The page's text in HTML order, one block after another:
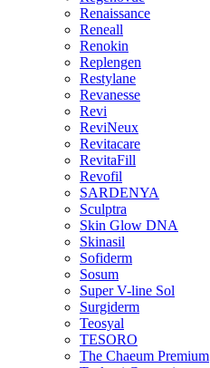
Renaissance
Reneall
Renokin
Replengen
Restylane
Revanesse
Revi
ReviNeux
Revitacare
RevitaFill
Revofil
SARDENYA
Sculptra
Skin Glow DNA
Skinasil
Sofiderm
Sosum
Super V-line Sol
Surgiderm
Teosyal
TESORO
The Chaeum Premium